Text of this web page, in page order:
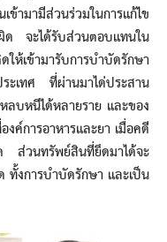
ามามีส่วนร่วมในการแก้ไข
จะได้รับส่วนตอบแทนใน
ห้เข้ามารับการบำบัดรักษา
เทศ ที่ผ่านมาได่ประสาน
บหนีได้หลายราย และของ
ค์การอาหารและยา เมื่อคดี
ส่วนทรัพย์สินที่ยึดมาได้จะ
ทั้งการบำบัดรักษา และเป็น